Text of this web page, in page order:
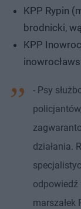
KPP Rypin
brodnicki,
KPP
- Psy
działania.
odpowiedź
marszałek